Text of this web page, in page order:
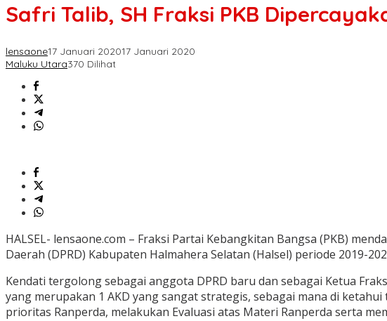
Safri Talib, SH Fraksi PKB
lensaone17 Januari 202017 Januari 2020
Maluku Utara370 Dilihat
HALSEL- lensaone.com – Fraksi Partai Kebangkitan Bangsa (PKB)
Daerah (DPRD) Kabupaten Halmahera Selatan (Halsel) periode 2019-
Kendati tergolong sebagai anggota DPRD baru dan sebagai Ketua
yang merupakan 1 AKD yang sangat strategis, sebagai mana di
prioritas Ranperda, melakukan Evaluasi atas Materi Ranperda serta